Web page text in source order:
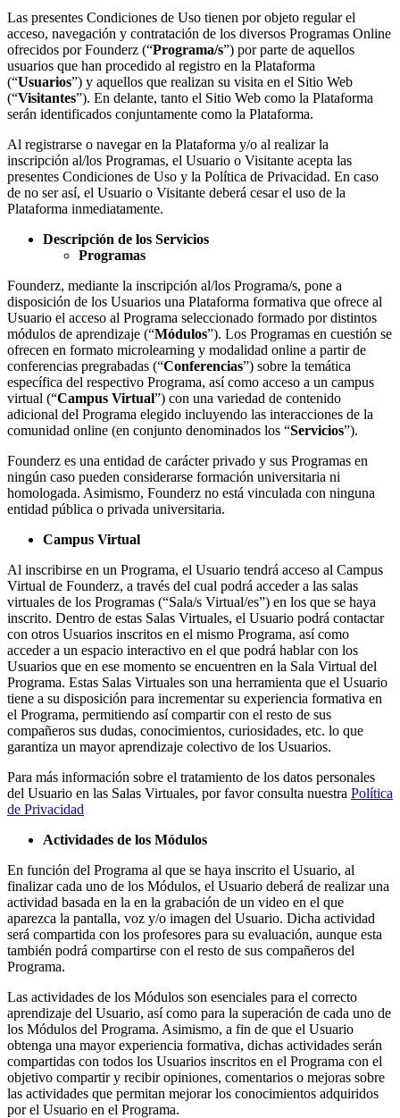
Las presentes Condiciones de Uso tienen por objeto regular el
acceso, navegación y contratación de los diversos Programas Online
ofrecidos por Founderz (“Programa/s”) por parte de aquellos
usuarios que han procedido al registro en la Plataforma
(“Usuarios”) y aquellos que realizan su visita en el Sitio Web
(“Visitantes”). En delante, tanto el Sitio Web como la Plataforma
serán identificados conjuntamente como la Plataforma.
Al registrarse o navegar en la Plataforma y/o al realizar la
inscripción al/los Programas, el Usuario o Visitante acepta las
presentes Condiciones de Uso y la Política de Privacidad. En caso
de no ser así, el Usuario o Visitante deberá cesar el uso de la
Plataforma inmediatamente.
Descripción de los Servicios
Programas
Founderz, mediante la inscripción al/los Programa/s, pone a
disposición de los Usuarios una Plataforma formativa que ofrece al
Usuario el acceso al Programa seleccionado formado por distintos
módulos de aprendizaje (“Módulos”). Los Programas en cuestión se
ofrecen en formato microlearning y modalidad online a partir de
conferencias pregrabadas (“Conferencias”) sobre la temática
específica del respectivo Programa, así como acceso a un campus
virtual (“Campus Virtual”) con una variedad de contenido
adicional del Programa elegido incluyendo las interacciones de la
comunidad online (en conjunto denominados los “Servicios”).
Founderz es una entidad de carácter privado y sus Programas en
ningún caso pueden considerarse formación universitaria ni
homologada. Asimismo, Founderz no está vinculada con ninguna
entidad pública o privada universitaria.
Campus Virtual
Al inscribirse en un Programa, el Usuario tendrá acceso al Campus
Virtual de Founderz, a través del cual podrá acceder a las salas
virtuales de los Programas (“Sala/s Virtual/es”) en los que se haya
inscrito. Dentro de estas Salas Virtuales, el Usuario podrá contactar
con otros Usuarios inscritos en el mismo Programa, así como
acceder a un espacio interactivo en el que podrá hablar con los
Usuarios que en ese momento se encuentren en la Sala Virtual del
Programa. Estas Salas Virtuales son una herramienta que el Usuario
tiene a su disposición para incrementar su experiencia formativa en
el Programa, permitiendo así compartir con el resto de sus
compañeros sus dudas, conocimientos, curiosidades, etc. lo que
garantiza un mayor aprendizaje colectivo de los Usuarios.
Para más información sobre el tratamiento de los datos personales
del Usuario en las Salas Virtuales, por favor consulta nuestra Política
de Privacidad
Actividades de los Módulos
En función del Programa al que se haya inscrito el Usuario, al
finalizar cada uno de los Módulos, el Usuario deberá de realizar una
actividad basada en la en la grabación de un video en el que
aparezca la pantalla, voz y/o imagen del Usuario. Dicha actividad
será compartida con los profesores para su evaluación, aunque esta
también podrá compartirse con el resto de sus compañeros del
Programa.
Las actividades de los Módulos son esenciales para el correcto
aprendizaje del Usuario, así como para la superación de cada uno de
los Módulos del Programa. Asimismo, a fin de que el Usuario
obtenga una mayor experiencia formativa, dichas actividades serán
compartidas con todos los Usuarios inscritos en el Programa con el
objetivo compartir y recibir opiniones, comentarios o mejoras sobre
las actividades que permitan mejorar los conocimientos adquiridos
por el Usuario en el Programa.